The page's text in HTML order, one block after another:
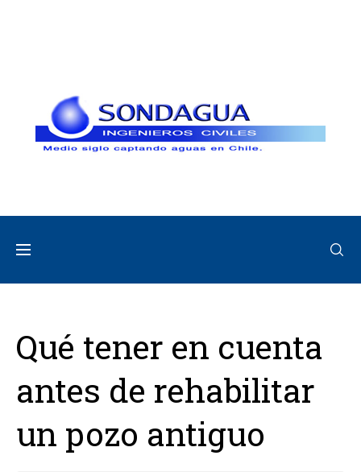
Qué tener en cuenta
antes de rehabilitar
un pozo antiguo